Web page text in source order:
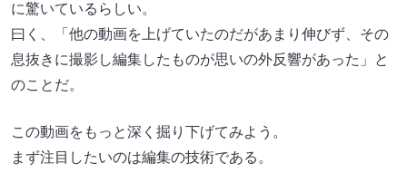
に驚いているらしい。
曰く、「他の動画を上げていたのだがあまり伸びず、その
息抜きに撮影し編集したものが思いの外反響があった」と
のことだ。
この動画をもっと深く掘り下げてみよう。
まず注目したいのは編集の技術である。